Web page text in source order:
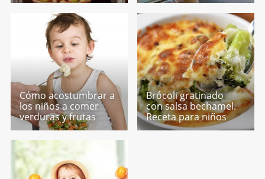
Cómo acostumbrar a
los niños a comer
verduras y frutas
Brócoli gratinado
con salsa bechamel.
Receta para niños